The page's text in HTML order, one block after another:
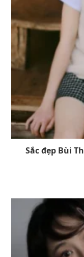
Sắc đẹp Bùi